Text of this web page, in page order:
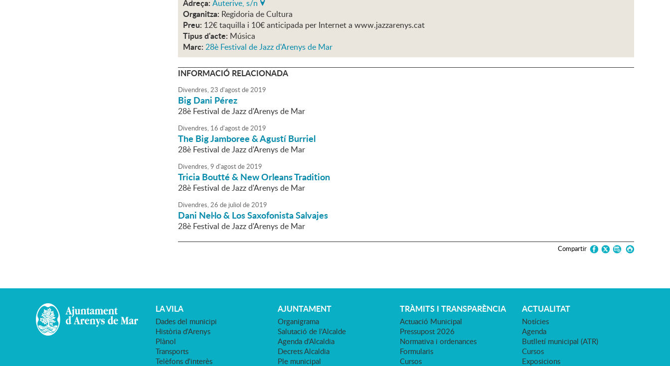
Adreça: Auterive, s/n
Organitza: Regidoria de Cultura
Preu: 12€ taquilla i 10€ anticipada per Internet a www.jazzarenys.cat
Tipus d'acte: Música
Marc: 28è Festival de Jazz d'Arenys de Mar
INFORMACIÓ RELACIONADA
Divendres,23 d'agostde2019
Big Dani Pérez
28è Festival de Jazz d'Arenys de Mar
Divendres, 16 d'agostde2019
The Big Jamboree & Agustí Burriel
28è Festival de Jazz d'Arenys de Mar
Divendres,9 d'agostde2019
Tricia Boutté & New Orleans Tradition
28è Festival de Jazz d'Arenys de Mar
Divendres,26 de juliol de2019
Dani Nel·lo & Los Saxofonista Salvajes
28è Festival de Jazz d'Arenys de Mar
Compartir
LA VILA
Dades del municipi
Història d'Arenys
Plànol
Transports
Telèfons d'interès
AJUNTAMENT
Organigrama
Salutació de l'Alcalde
Agenda d'Alcaldia
Decrets Alcaldia
Ple municipal
TRÀMITS I TRANSPARÈNCIA
Actuació Municipal
Pressupost 2026
Normativa i ordenances
Formularis
Cursos
ACTUALITAT
Notícies
Agenda
Butlletí municipal (ATR)
Cursos
Exposicions